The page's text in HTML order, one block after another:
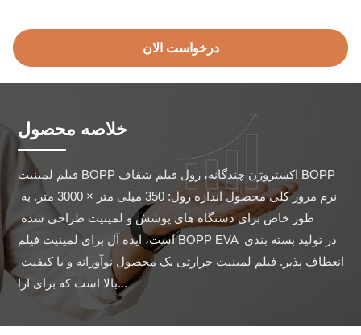
درخواست الان
خلاصه محصول
فیلم لمینیت BOPP اکستروژن چندگانه، رول فیلم شفاف BOPP
طور خاص برای دستگاه های پوشش و لمینیت طراحی شده
است، ایده آل برای لمینیت فیلم BOPP EVA در تولید بسته بندی
بالا است که برای ارا...